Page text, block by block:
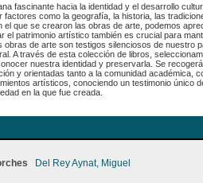
fascinante hacia la identidad y el desarrollo
como la geografía, la historia, las
que se crearon las obras de arte, podemos
el patrimonio artístico también es crucial para
de arte son testigos silenciosos de nuestro
A través de esta colección de libros,
nuestra identidad y preservarla. Se
y orientadas tanto a la comunidad académica,
artísticos, conociendo un testimonio único
en la que fue creada.
Del Rey Aynat, Miguel